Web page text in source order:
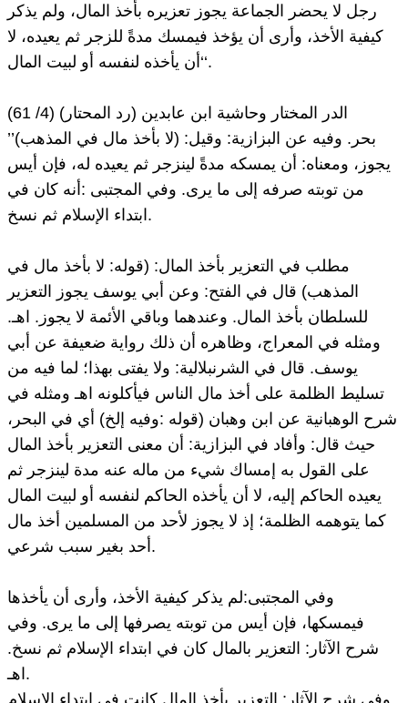
رجل لا يحضر الجماعة يجوز تعزيره بأخذ المال، ولم يذكر
كيفية الأخذ، وأرى أن يؤخذ فيمسك مدةً للزجر ثم يعيده، لا
أن يأخذه لنفسه أو لبيت المال‘‘.
الدر المختار وحاشية ابن عابدين (رد المحتار) (4/ 61)
’’(لا بأخذ مال في المذهب) بحر. وفيه عن البزازية: وقيل:
يجوز، ومعناه: أن يمسكه مدةً لينزجر ثم يعيده له، فإن أيس
من توبته صرفه إلى ما يرى. وفي المجتبى :أنه كان في
ابتداء الإسلام ثم نسخ.
مطلب في التعزير بأخذ المال: (قوله: لا بأخذ مال في
المذهب) قال في الفتح: وعن أبي يوسف يجوز التعزير
للسلطان بأخذ المال. وعندهما وباقي الأئمة لا يجوز. اهـ.
ومثله في المعراج، وظاهره أن ذلك رواية ضعيفة عن أبي
يوسف. قال في الشرنبلالية: ولا يفتى بهذا؛ لما فيه من
تسليط الظلمة على أخذ مال الناس فيأكلونه اهـ ومثله في
شرح الوهبانية عن ابن وهبان (قوله :وفيه إلخ) أي في البحر،
حيث قال: وأفاد في البزازية: أن معنى التعزير بأخذ المال
على القول به إمساك شيء من ماله عنه مدة لينزجر ثم
يعيده الحاكم إليه، لا أن يأخذه الحاكم لنفسه أو لبيت المال
كما يتوهمه الظلمة؛ إذ لا يجوز لأحد من المسلمين أخذ مال
أحد بغير سبب شرعي.
وفي المجتبى:لم يذكر كيفية الأخذ، وأرى أن يأخذها
فيمسكها، فإن أيس من توبته يصرفها إلى ما يرى. وفي
شرح الآثار: التعزير بالمال كان في ابتداء الإسلام ثم نسخ.
اهـ.